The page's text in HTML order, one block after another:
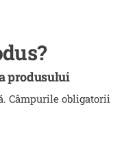
produsului
Câmpurile obligatorii